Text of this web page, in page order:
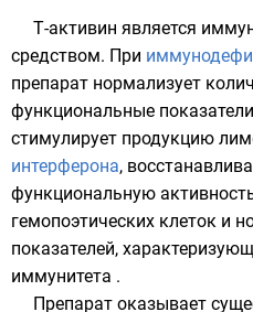
Т-активин является
средством. При
препарат нормализует
функциональные показатели
стимулирует продукцию
интерферона,
функциональную
гемопоэтических клеток и
показателей,
иммунитета .
Препарат оказывает